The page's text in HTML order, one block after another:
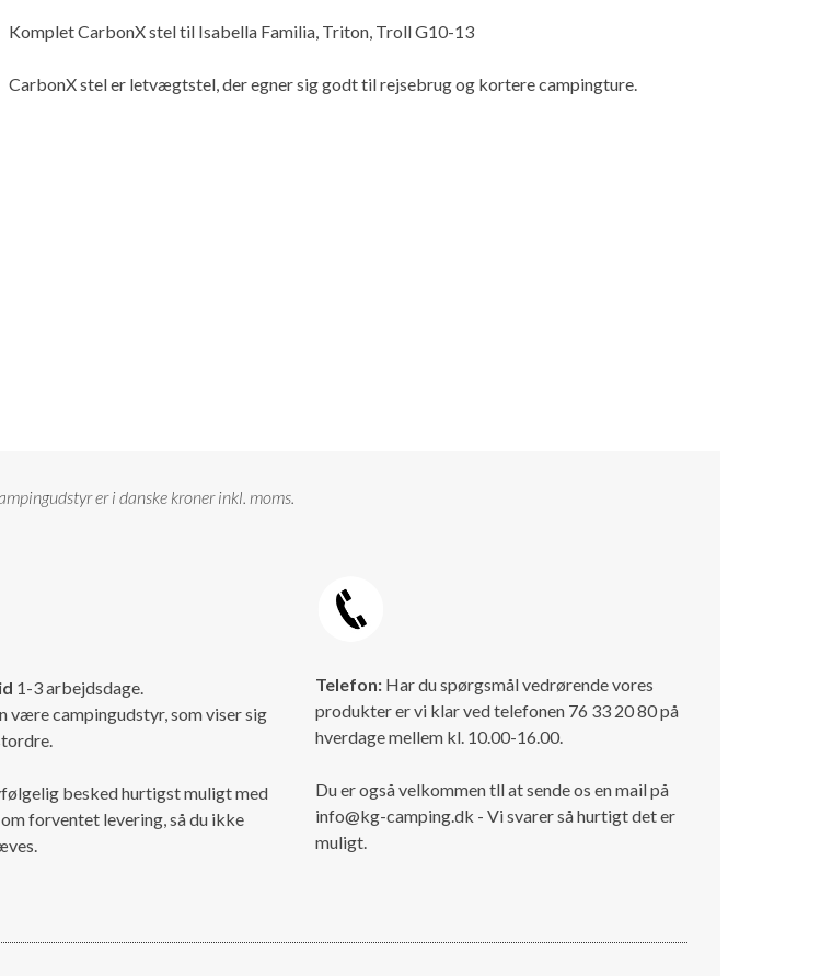
Komplet CarbonX stel til Isabella Familia, Triton, Troll G10-13
CarbonX stel er letvægtstel, der egner sig godt til rejsebrug og kortere campingture.
er i danske kroner inkl. moms.
1-3 arbejdsdage.
være campingudstyr, som viser sig
besked hurtigst muligt med
forventet levering, så du ikke
Telefon: Har du spørgsmål vedrørende vores
produkter er vi klar ved telefonen 76 33 20 80 på
hverdage mellem kl. 10.00-16.00.
Du er også velkommen tll at sende os en mail på
info@kg-camping.dk - Vi svarer så hurtigt det er
muligt.